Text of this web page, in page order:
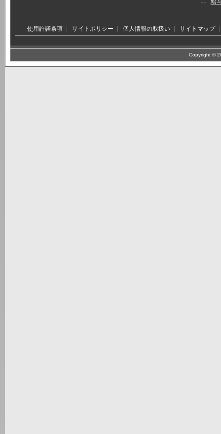
給
使用許諾条項 サイトポリシー 個人情報の取扱い サイトマップ
Copyright ©